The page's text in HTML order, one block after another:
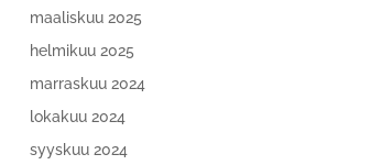
maaliskuu 2025
helmikuu 2025
marraskuu 2024
lokakuu 2024
syyskuu 2024